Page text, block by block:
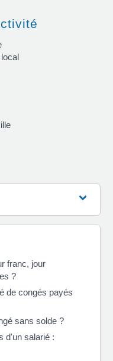
franc, jour
?
de congés payés
sans solde ?
d'un salarié :